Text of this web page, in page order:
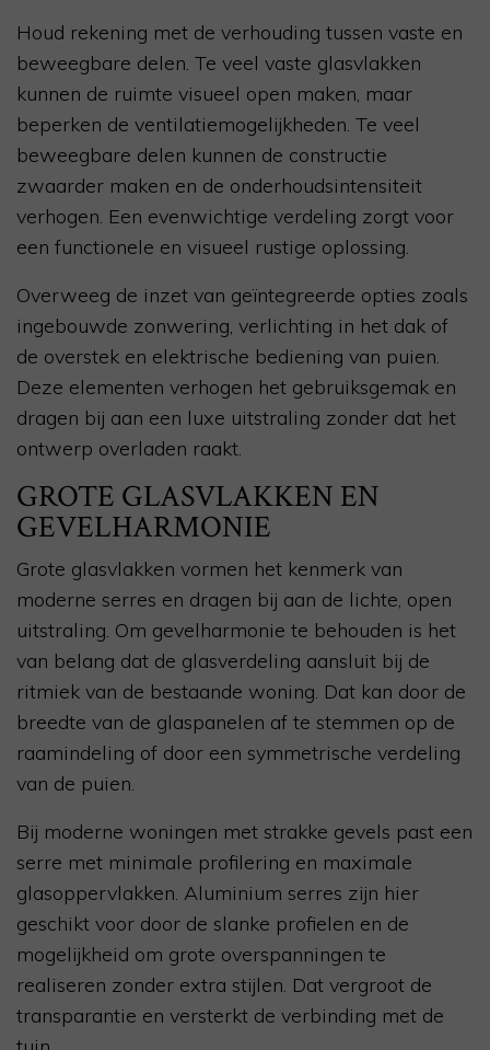
Houd rekening met de verhouding tussen vaste en
beweegbare delen. Te veel vaste glasvlakken
kunnen de ruimte visueel open maken, maar
beperken de ventilatiemogelijkheden. Te veel
beweegbare delen kunnen de constructie
zwaarder maken en de onderhoudsintensiteit
verhogen. Een evenwichtige verdeling zorgt voor
een functionele en visueel rustige oplossing.
Overweeg de inzet van geïntegreerde opties zoals
ingebouwde zonwering, verlichting in het dak of
de overstek en elektrische bediening van puien.
Deze elementen verhogen het gebruiksgemak en
dragen bij aan een luxe uitstraling zonder dat het
ontwerp overladen raakt.
GROTE GLASVLAKKEN EN
GEVELHARMONIE
Grote glasvlakken vormen het kenmerk van
moderne serres en dragen bij aan de lichte, open
uitstraling. Om gevelharmonie te behouden is het
van belang dat de glasverdeling aansluit bij de
ritmiek van de bestaande woning. Dat kan door de
breedte van de glaspanelen af te stemmen op de
raamindeling of door een symmetrische verdeling
van de puien.
Bij moderne woningen met strakke gevels past een
serre met minimale profilering en maximale
glasoppervlakken. Aluminium serres zijn hier
geschikt voor door de slanke profielen en de
mogelijkheid om grote overspanningen te
realiseren zonder extra stijlen. Dat vergroot de
transparantie en versterkt de verbinding met de